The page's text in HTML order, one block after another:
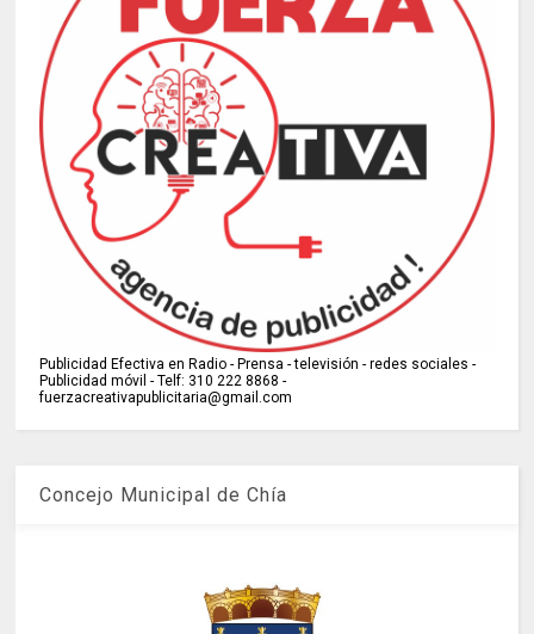
Publicidad Efectiva en Radio - Prensa - televisión - redes sociales -
Publicidad móvil - Telf: 310 222 8868 -
fuerzacreativapublicitaria@gmail.com
Concejo Municipal de Chía